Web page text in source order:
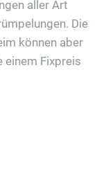
aller Art
Die
können aber
Fixpreis